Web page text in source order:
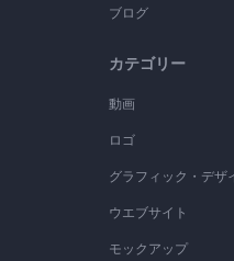
ブログ
カテゴリー
動画
ロゴ
グラフィック・デザ
ウエブサイト
モックアップ